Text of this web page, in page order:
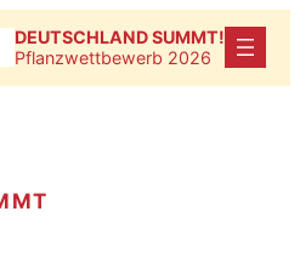
DEUTSCHLAND SUMMT!
Pflanzwettbewerb 2026